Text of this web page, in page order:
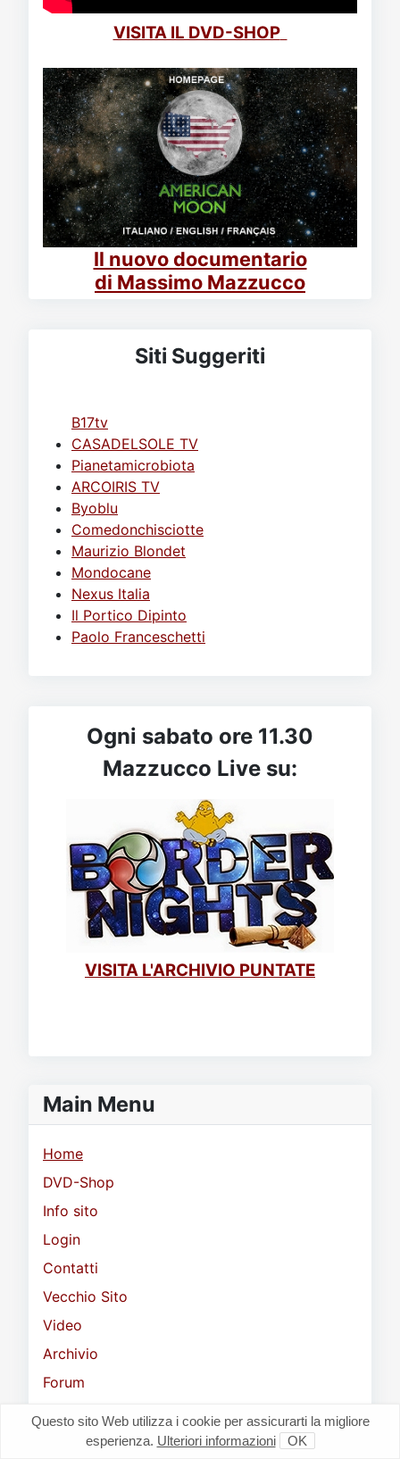
Main Menu
Home
DVD-Shop
Info sito
Login
Contatti
Vecchio Sito
Video
Archivio
Forum
VISITA IL DVD-SHOP
Il nuovo documentario
di Massimo Mazzucco
Siti Suggeriti
B17tv
CASADELSOLE TV
Pianetamicrobiota
ARCOIRIS TV
Byoblu
Comedonchisciotte
Maurizio Blondet
Mondocane
Nexus Italia
Il Portico Dipinto
Paolo Franceschetti
Ogni sabato ore 11.30
Mazzucco Live su:
VISITA L'ARCHIVIO PUNTATE
Questo sito Web utilizza i cookie per assicurarti la migliore
esperienza. Ulteriori informazioni OK